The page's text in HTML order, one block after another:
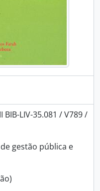
BIB-LIV-35.081 / V789 /
gestão pública e